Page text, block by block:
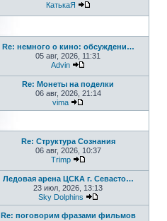
КатькаЯ
Re: немного о кино: обсуждени…
05 авг, 2026, 11:31
Advin
Re: Монеты на поделки
06 авг, 2026, 21:14
vima
Перейти к
Re: Структура Сознания
06 авг, 2026, 10:37
Trimp
Ледовая арена ЦСКА г. Севасто…
23 июл, 2026, 13:13
Sky Dolphins
Перейти к
Re: поговорим фразами фильмов